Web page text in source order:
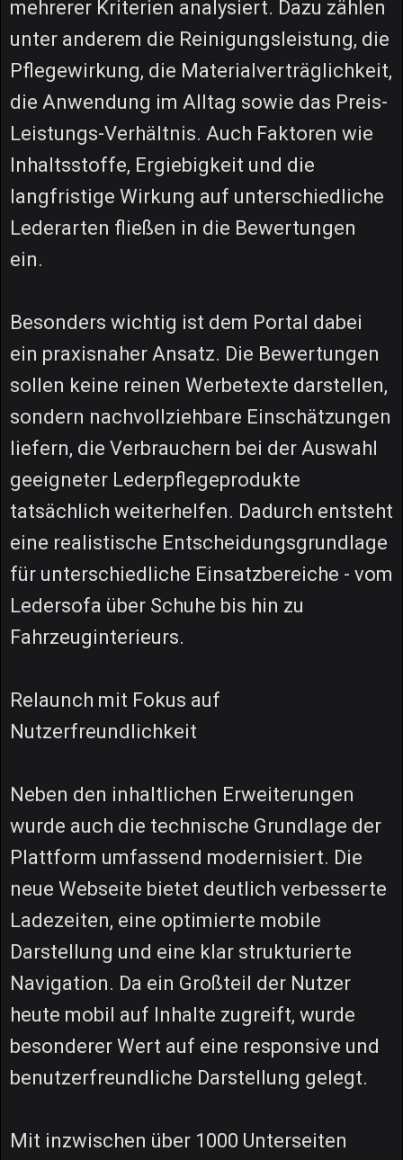
mehrerer Kriterien analysiert. Dazu zählen
unter anderem die Reinigungsleistung, die
Pflegewirkung, die Materialverträglichkeit,
die Anwendung im Alltag sowie das Preis-
Leistungs-Verhältnis. Auch Faktoren wie
Inhaltsstoffe, Ergiebigkeit und die
langfristige Wirkung auf unterschiedliche
Lederarten fließen in die Bewertungen
ein.
Besonders wichtig ist dem Portal dabei
ein praxisnaher Ansatz. Die Bewertungen
sollen keine reinen Werbetexte darstellen,
sondern nachvollziehbare Einschätzungen
liefern, die Verbrauchern bei der Auswahl
geeigneter Lederpflegeprodukte
tatsächlich weiterhelfen. Dadurch entsteht
eine realistische Entscheidungsgrundlage
für unterschiedliche Einsatzbereiche - vom
Ledersofa über Schuhe bis hin zu
Fahrzeuginterieurs.
Relaunch mit Fokus auf
Nutzerfreundlichkeit
Neben den inhaltlichen Erweiterungen
wurde auch die technische Grundlage der
Plattform umfassend modernisiert. Die
neue Webseite bietet deutlich verbesserte
Ladezeiten, eine optimierte mobile
Darstellung und eine klar strukturierte
Navigation. Da ein Großteil der Nutzer
heute mobil auf Inhalte zugreift, wurde
besonderer Wert auf eine responsive und
benutzerfreundliche Darstellung gelegt.
Mit inzwischen über 1000 Unterseiten